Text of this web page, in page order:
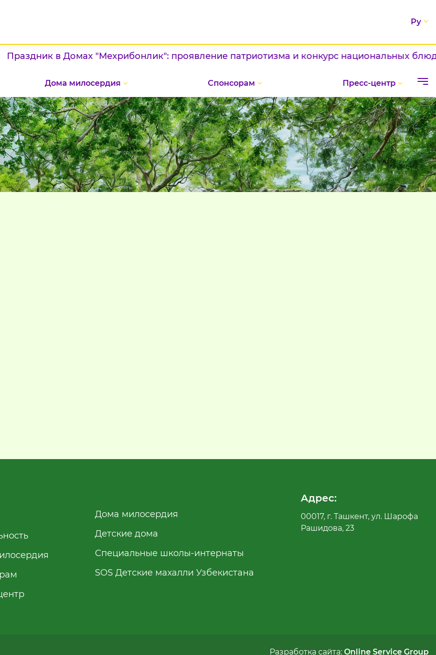
Ру
в Домах "Мехрибонлик": проявление патриотизма и конкурс национальных блюд / /
Дома милосердия Спонсорам Пресс-центр
Дома милосердия
Детские дома
Специальные школы-интернаты
SOS Детские махалли Узбекистана
Адрес:
00017, г. Ташкент, ул. Шарофа
Рашидова, 23
Разработка сайта: Online Service Group